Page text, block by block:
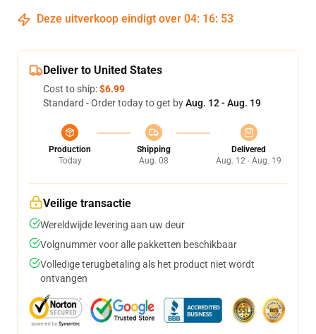
Deze uitverkoop eindigt over 04: 16: 51
Deliver to United States
Cost to ship:$6.99
Standard - Order today to get byAug. 12 - Aug. 19
Production
Today
Shipping
Aug. 08
Delivered
Aug. 12 - Aug. 19
Veilige transactie
Wereldwijde levering aan uw deur
Volgnummer voor alle pakketten beschikbaar
Volledige terugbetaling als het product niet wordt
ontvangen